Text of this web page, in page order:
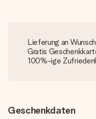
Lieferung an
Gratis
100%-ige
Geschenkdaten